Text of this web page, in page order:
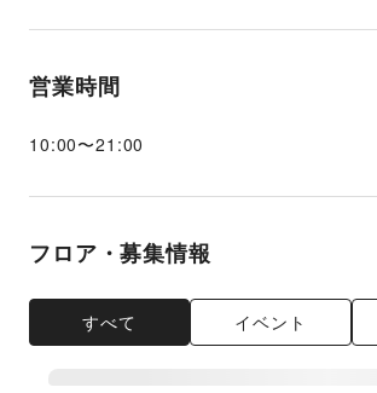
営業時間
10:00〜21:00
フロア・募集情報
すべて イベント